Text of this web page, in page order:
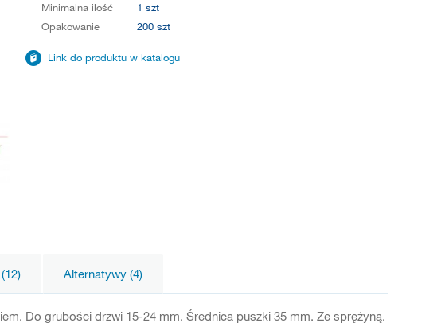
Minimalna ilość
1 szt
Opakowanie
200 szt
Link do produktu w katalogu
Alternatywy (4)
Do grubości drzwi 15-24 mm. Średnica puszki 35 mm. Ze sprężyną.